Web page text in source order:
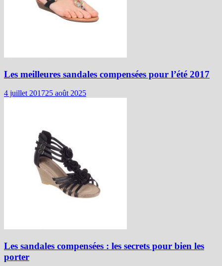
Les meilleures sandales compensées pour l’été 2017
4 juillet 201725 août 2025
Les sandales compensées : les secrets pour bien les
porter